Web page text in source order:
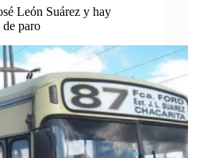
León Suárez y hay
paro